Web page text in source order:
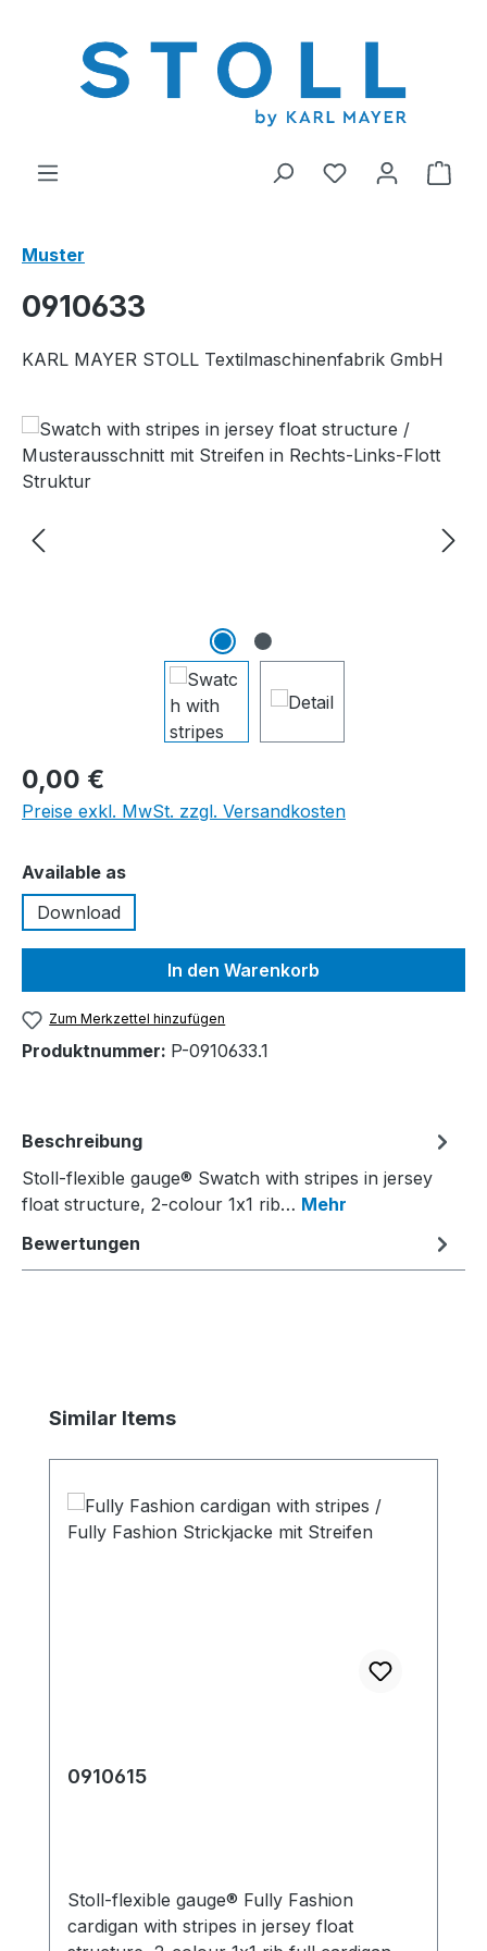
Du hast 0
Muster
0910633
KARL MAYER STOLL Textilmaschinenfabrik GmbH
Bildergalerie überspringen
0,00 €
Preise exkl. MwSt. zzgl. Versandkosten
Available asauswählen
Download
In den Warenkorb
Zum Merkzettel hinzufügen
Produktnummer: P-0910633.1
Beschreibung
Stoll-flexible gauge® Swatch with stripes in jersey
float structure, 2-colour 1x1 rib… Mehr
Bewertungen
Produktgalerie überspringen
Similar Items
0910615
Stoll-flexible gauge® Fully Fashion
cardigan with stripes in jersey float